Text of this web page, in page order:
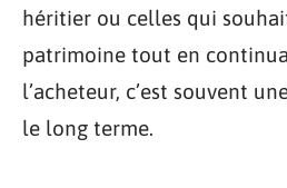
héritier ou celles qui
patrimoine tout en
l’acheteur, c’est souvent
le long terme.